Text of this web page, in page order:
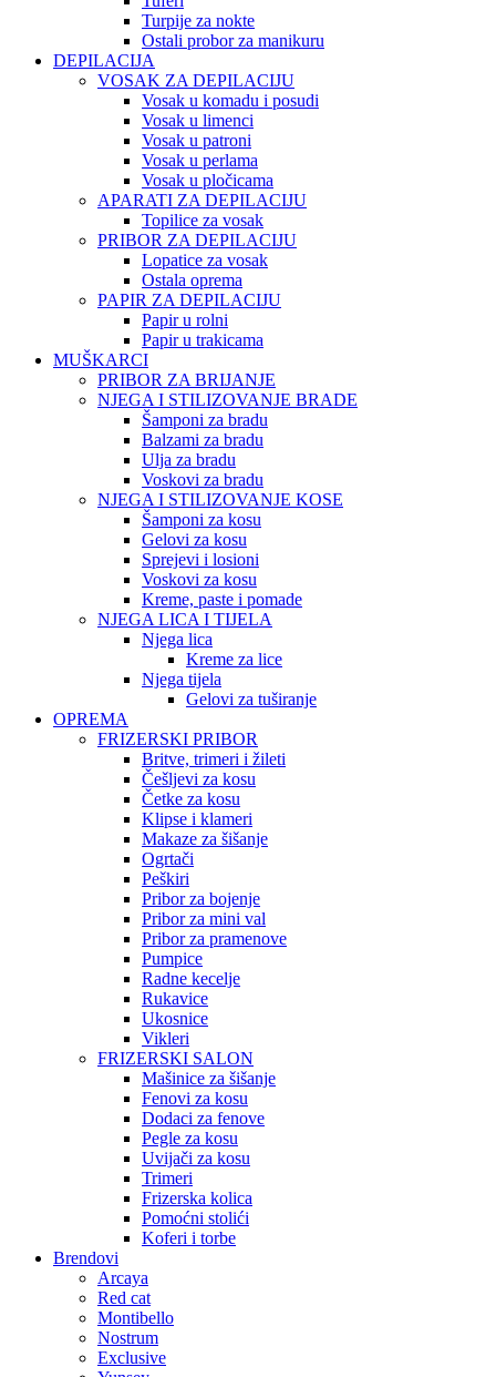
Turpije za nokte
Ostali probor za manikuru
DEPILACIJA
VOSAK ZA DEPILACIJU
Vosak u komadu i posudi
Vosak u limenci
Vosak u patroni
Vosak u perlama
Vosak u pločicama
APARATI ZA DEPILACIJU
Topilice za vosak
PRIBOR ZA DEPILACIJU
Lopatice za vosak
Ostala oprema
PAPIR ZA DEPILACIJU
Papir u rolni
Papir u trakicama
MUŠKARCI
PRIBOR ZA BRIJANJE
NJEGA I STILIZOVANJE BRADE
Šamponi za bradu
Balzami za bradu
Ulja za bradu
Voskovi za bradu
NJEGA I STILIZOVANJE KOSE
Šamponi za kosu
Gelovi za kosu
Sprejevi i losioni
Voskovi za kosu
Kreme, paste i pomade
NJEGA LICA I TIJELA
Njega lica
Kreme za lice
Njega tijela
Gelovi za tuširanje
OPREMA
FRIZERSKI PRIBOR
Britve, trimeri i žileti
Češljevi za kosu
Četke za kosu
Klipse i klameri
Makaze za šišanje
Ogrtači
Peškiri
Pribor za bojenje
Pribor za mini val
Pribor za pramenove
Pumpice
Radne kecelje
Rukavice
Ukosnice
Vikleri
FRIZERSKI SALON
Mašinice za šišanje
Fenovi za kosu
Dodaci za fenove
Pegle za kosu
Uvijači za kosu
Trimeri
Frizerska kolica
Pomoćni stolići
Koferi i torbe
Brendovi
Arcaya
Red cat
Montibello
Nostrum
Exclusive